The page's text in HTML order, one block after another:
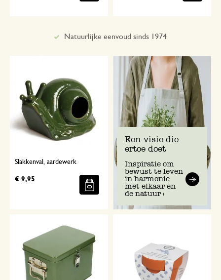
Slakkenval, aardewerk
€ 9,95
Met aandacht geselecteerd
Een visie die
ertoe doet
Inspiratie om
bewust te leven
in harmonie
met elkaar en
de natuur >